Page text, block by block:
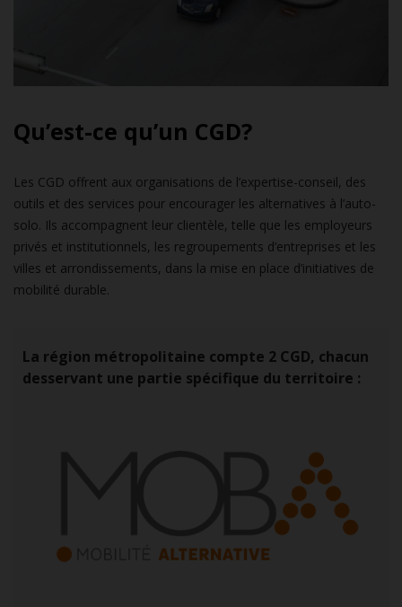
Qu’est-ce qu’un CGD?
Les CGD offrent aux organisations de l’expertise-conseil, des
outils et des services pour encourager les alternatives à l’auto-
solo. Ils accompagnent leur clientèle, telle que les employeurs
privés et institutionnels, les regroupements d’entreprises et les
villes et arrondissements, dans la mise en place d’initiatives de
mobilité durable.
La région métropolitaine compte 2 CGD, chacun
desservant une partie spécifique du territoire :